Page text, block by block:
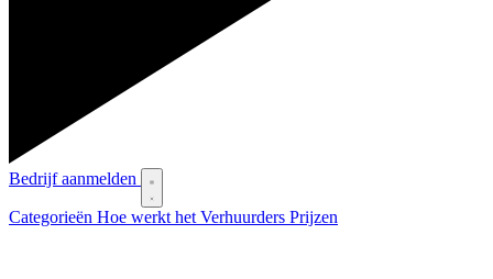
Bedrijf aanmelden
Categorieën Hoe werkt het Verhuurders Prijzen